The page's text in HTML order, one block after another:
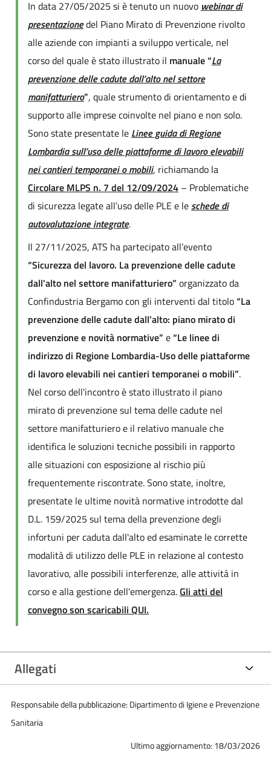
In data 27/05/2025 si è tenuto un nuovo webinar di
presentazionedel Piano Mirato di Prevenzione rivolto
alle aziende con impianti a sviluppo verticale, nel
corso del quale è stato illustrato il manuale “La
prevenzione delle cadute dall’alto nel settore
manifatturiero”, quale strumento di orientamento e di
supporto alle imprese coinvolte nel piano e non solo.
Sono state presentate le Linee guida di Regione
Lombardia sull’uso delle piattaforme di lavoro elevabili
nei cantieri temporanei o mobili, richiamando la
Circolare MLPS n. 7 del 12/09/2024– Problematiche
di sicurezza legate all’uso delle PLE e leschede di
autovalutazione integrate.
Il 27/11/2025, ATS ha partecipato all’evento
“Sicurezza del lavoro. La prevenzione delle cadute
dall'alto nel settore manifatturiero” organizzato da
Confindustria Bergamo con gli interventi dal titolo“La
prevenzione delle cadute dall’alto: piano mirato di
prevenzione e novità normative” e“Le linee di
indirizzo di Regione Lombardia-Uso delle piattaforme
di lavoro elevabili nei cantieri temporanei o mobili”.
Nel corso dell'incontro è stato illustrato il piano
mirato di prevenzione sul tema delle cadute nel
settore manifatturiero e il relativo manuale che
identifica le soluzioni tecniche possibili in rapporto
alle situazioni con esposizione al rischio più
frequentemente riscontrate. Sono state, inoltre,
presentate le ultime novità normative introdotte dal
D.L. 159/2025 sul tema della prevenzione degli
infortuni per caduta dall'alto ed esaminate le corrette
modalità di utilizzo delle PLE in relazione al contesto
lavorativo, alle possibili interferenze, alle attività in
corso e alla gestione dell'emergenza.Gli atti del
convegno son scaricabili QUI.
Allegati
Responsabile della pubblicazione: Dipartimento di Igiene e Prevenzione
Sanitaria
Ultimo aggiornamento: 18/03/2026